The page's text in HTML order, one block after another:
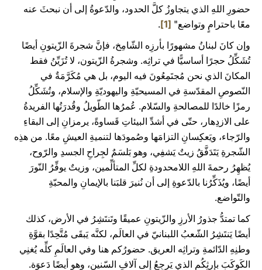
حضورِ اللهِ الذي يتجاوزُ كلَّ الحدود، والدّعوةُ إلى أن نبحثَ عنه
معًا باحترامٍ وتواضع" [1]
.
وإن كانَ لبنانُ مشهورًا بأرزِه الشّامِخ، فإنَّ شجرةَ الزّيتونِ أيضًا
تُشَكِّلُ حجرًا أساسيًّا في تراثِه. وشجرةُ الزّيتون، لا تُزَيِّنُ فقط
المكانَ الذي نحن مُجتَمِعُونَ فيه اليوم، بل هي مُكَرَّمَةٌ في
النّصوصِ المقدّسةِ في المسيحيّةِ واليهوديّةِ والإسلام، وتُشَكِّلُ
رمزًا خالدًا للمصالحةِ والسّلام. عُمرُها الطّويلُ وقُدرَتُها الفريدةُ
على الازدِهار، حتّى في أشدِّ البيئاتِ قَساوةً، يرمزانِ إلى البقاءِ
والرّجاء، ويَعكِسانِ التزامَها وصُمودَها لتنميةِ العيشِ معًا. من هذِه
الشّجرةِ يَتَدَفَّقُ زيتٌ يَشفِي، وهو بَلسَمٌ لجِراحِ الجسدِ والرّوح،
يُظهِرُ رحمةَ اللهِ اللامحدودةِ لكلِّ المتألِّمين، وزيتٌ يوفِّرُ النّورَ
أيضًا، ويُذَكِّرُنا بالدّعوةِ إلى أن نُنيرَ قلبَنا بالإيمانِ والمحبّةِ
والتّواضع.
كما تمتدُّ جذورُ الأرزِ والزّيتونِ عميقًا وتَنتَشِرُ في الأرض، كذلك
أيضًا يَنتَشِرُ الشّعبُ اللبنانيّ في العالَم، لكنَّه يَبقَى مُتَّحِدًا بقوَّةِ
وطنِهِ الدّائمةِ وتراثِه العريق. حضورُكم هنا وفي العالَمِ كلِّه يُغنِي
الكَوكَبَ بإرثِكُم الذي يَرجِعُ إلى آلافِ السّنين، وهو أيضًا دَعوَة.